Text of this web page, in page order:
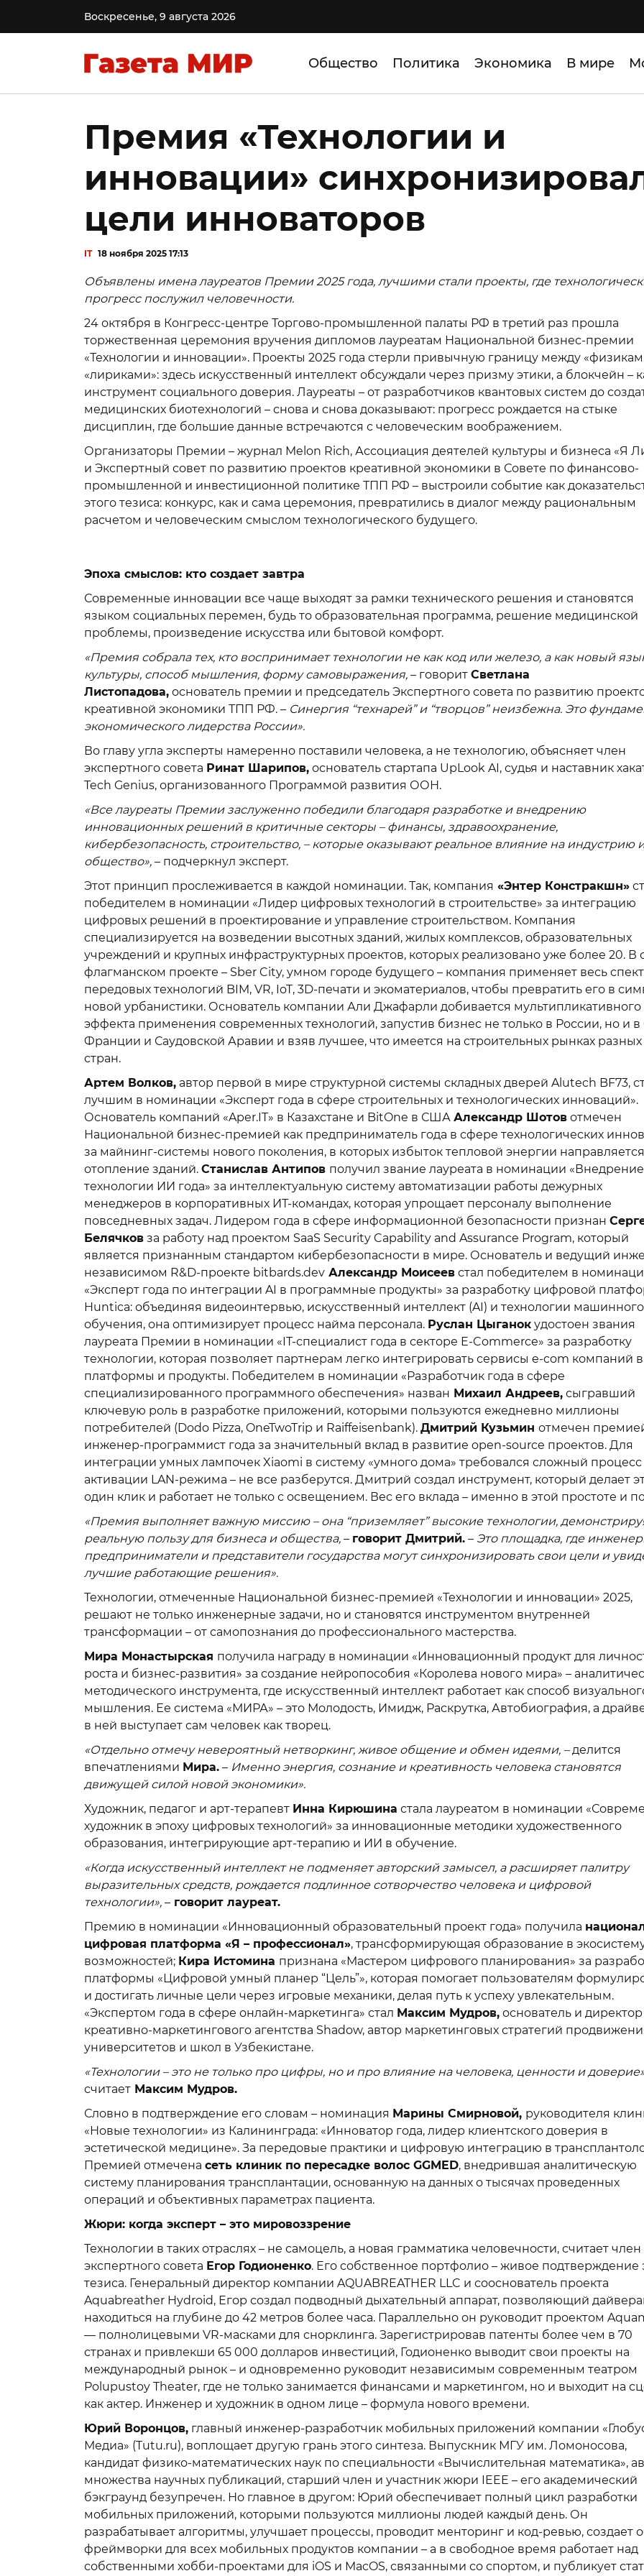
Воскресенье, 9 августа 2026
Общество Политика Экономика В мире
Премия «Технологии и
инновации»
цели инноваторов
IT 18 ноября 2025 17:13
Объявлены имена лауреатов Премии 2025 года, лучшими стали проекты, где
прогресс послужил человечности.
24 октября в Конгресс-центре Торгово-промышленной палаты РФ в третий раз прошла
торжественная церемония вручения дипломов лауреатам Национальной бизнес-премии
«Технологии и инновации». Проекты 2025 года стерли привычную границу между
«лириками»: здесь искусственный интеллект обсуждали через призму этики, а блокчейн –
инструмент социального доверия. Лауреаты – от разработчиков квантовых систем до
медицинских биотехнологий – снова и снова доказывают: прогресс рождается на стыке
дисциплин, где большие данные встречаются с человеческим воображением.
Организаторы Премии – журнал Melon Rich, Ассоциация деятелей культуры и бизнеса «Я
и Экспертный совет по развитию проектов креативной экономики в Совете по финансово-
промышленной и инвестиционной политике ТПП РФ – выстроили событие как
этого тезиса: конкурс, как и сама церемония, превратились в диалог между рациональным
расчетом и человеческим смыслом технологического будущего.
Эпоха смыслов: кто создает завтра
Современные инновации все чаще выходят за рамки технического решения и становятся
языком социальных перемен, будь то образовательная программа, решение медицинской
проблемы, произведение искусства или бытовой комфорт.
«Премия собрала тех, кто воспринимает технологии не как код или железо, а как новый
культуры, способ мышления, форму самовыражения, – говорит Светлана
Листопадова, основатель премии и председатель Экспертного совета по развитию
креативной экономики ТПП РФ. – Синергия “технарей” и “творцов” неизбежна. Это
экономического лидерства России».
Во главу угла эксперты намеренно поставили человека, а не технологию, объясняет член
экспертного совета Ринат Шарипов, основатель стартапа UpLook AI, судья и наставник
Tech Genius, организованного Программой развития ООН.
«Все лауреаты Премии заслуженно победили благодаря разработке и внедрению
инновационных решений в критичные секторы – финансы, здравоохранение,
кибербезопасность, строительство, – которые оказывают реальное влияние на индустрию
общество», – подчеркнул эксперт.
Этот принцип прослеживается в каждой номинации. Так, компания «Энтер Констракшн»
победителем в номинации «Лидер цифровых технологий в строительстве» за интеграцию
цифровых решений в проектирование и управление строительством. Компания
специализируется на возведении высотных зданий, жилых комплексов, образовательных
учреждений и крупных инфраструктурных проектов, которых реализовано уже более 20. В
флагманском проекте – Sber City, умном городе будущего – компания применяет весь
передовых технологий BIM, VR, IoT, 3D-печати и экоматериалов, чтобы превратить его в
новой урбанистики. Основатель компании Али Джафарли добивается мультипликативного
эффекта применения современных технологий, запустив бизнес не только в России, но и
Франции и Саудовской Аравии и взяв лучшее, что имеется на строительных рынках разных
стран.
Артем Волков, автор первой в мире структурной системы складных дверей Alutech BF73,
лучшим в номинации «Эксперт года в сфере строительных и технологических инноваций».
Основатель компаний «Aper.IT» в Казахстане и BitOne в США Александр Шотов отмечен
Национальной бизнес-премией как предприниматель года в сфере технологических
за майнинг-системы нового поколения, в которых избыток тепловой энергии
отопление зданий. Станислав Антипов получил звание лауреата в номинации «Внедрение
технологии ИИ года» за интеллектуальную систему автоматизации работы дежурных
менеджеров в корпоративных ИТ-командах, которая упрощает персоналу выполнение
повседневных задач. Лидером года в сфере информационной безопасности признан
Белячков за работу над проектом SaaS Security Capability and Assurance Program, который
является признанным стандартом кибербезопасности в мире. Основатель и ведущий
независимом R&D-проекте bitbards.dev Александр Моисеев стал победителем в
«Эксперт года по интеграции AI в программные продукты» за разработку цифровой
Huntica: объединяя видеоинтервью, искусственный интеллект (AI) и технологии машинного
обучения, она оптимизирует процесс найма персонала. Руслан Цыганок удостоен звания
лауреата Премии в номинации «IT-специалист года в секторе E-Commerce» за разработку
технологии, которая позволяет партнерам легко интегрировать сервисы e-com компаний
платформы и продукты. Победителем в номинации «Разработчик года в сфере
специализированного программного обеспечения» назван Михаил Андреев, сыгравший
ключевую роль в разработке приложений, которыми пользуются ежедневно миллионы
потребителей (Dodo Pizza, OneTwoTrip и Raiffeisenbank). Дмитрий Кузьмин отмечен
инженер-программист года за значительный вклад в развитие open-source проектов. Для
интеграции умных лампочек Xiaomi в систему «умного дома» требовался сложный процесс
активации LAN-режима – не все разберутся. Дмитрий создал инструмент, который делает
один клик и работает не только с освещением. Вес его вклада – именно в этой простоте и
«Премия выполняет важную миссию – она “приземляет” высокие технологии,
реальную пользу для бизнеса и общества, – говорит Дмитрий. – Это площадка, где
предприниматели и представители государства могут синхронизировать свои цели и
лучшие работающие решения».
Технологии, отмеченные Национальной бизнес-премией «Технологии и инновации» 2025,
решают не только инженерные задачи, но и становятся инструментом внутренней
трансформации – от самопознания до профессионального мастерства.
Мира Монастырская получила награду в номинации «Инновационный продукт для
роста и бизнес-развития» за создание нейропособия «Королева нового мира» –
методического инструмента, где искусственный интеллект работает как способ
мышления. Ее система «МИРА» – это Молодость, Имидж, Раскрутка, Автобиография, а
в ней выступает сам человек как творец.
«Отдельно отмечу невероятный нетворкинг, живое общение и обмен идеями, –делится
впечатлениями Мира. – Именно энергия, сознание и креативность человека становятся
движущей силой новой экономики».
Художник, педагог и арт-терапевт Инна Кирюшина стала лауреатом в номинации
художник в эпоху цифровых технологий» за инновационные методики художественного
образования, интегрирующие арт-терапию и ИИ в обучение.
«Когда искусственный интеллект не подменяет авторский замысел, а расширяет палитру
выразительных средств, рождается подлинное сотворчество человека и цифровой
технологии», – говорит лауреат.
Премию в номинации «Инновационный образовательный проект года» получила
цифровая платформа «Я – профессионал», трансформирующая образование в
возможностей; Кира Истомина признана «Мастером цифрового планирования» за
платформы «Цифровой умный планер “Цель”», которая помогает пользователям
и достигать личные цели через игровые механики, делая путь к успеху увлекательным.
«Экспертом года в сфере онлайн-маркетинга» стал Максим Мудров, основатель и директор
креативно-маркетингового агентства Shadow, автор маркетинговых стратегий
университетов и школ в Узбекистане.
«Технологии – это не только про цифры, но и про влияние на человека, ценности и
считает Максим Мудров.
Словно в подтверждение его словам – номинация Марины Смирновой, руководителя
«Новые технологии» из Калининграда: «Инноватор года, лидер клиентского доверия в
эстетической медицине». За передовые практики и цифровую интеграцию в
Премией отмечена сеть клиник по пересадке волос GGMED, внедрившая аналитическую
систему планирования трансплантации, основанную на данных о тысячах проведенных
операций и объективных параметрах пациента.
Жюри: когда эксперт – это мировоззрение
Технологии в таких отраслях – не самоцель, а новая грамматика человечности, считает член
экспертного совета Егор Годионенко. Его собственное портфолио – живое подтверждение
тезиса. Генеральный директор компании AQUABREATHER LLC и сооснователь проекта
Aquabreather Hydroid, Егор создал подводный дыхательный аппарат, позволяющий
находиться на глубине до 42 метров более часа. Параллельно он руководит проектом
— полнолицевыми VR-масками для снорклинга. Зарегистрировав патенты более чем в 70
странах и привлекши 65 000 долларов инвестиций, Годионенко выводит свои проекты на
международный рынок – и одновременно руководит независимым современным театром
Polupustoy Theater, где не только занимается финансами и маркетингом, но и выходит на
как актер. Инженер и художник в одном лице – формула нового времени.
Юрий Воронцов, главный инженер-разработчик мобильных приложений компании
Медиа» (Tutu.ru), воплощает другую грань этого синтеза. Выпускник МГУ им. Ломоносова,
кандидат физико-математических наук по специальности «Вычислительная математика»,
множества научных публикаций, старший член и участник жюри IEEE – его академический
бэкграунд безупречен. Но главное в другом: Юрий обеспечивает полный цикл разработки
мобильных приложений, которыми пользуются миллионы людей каждый день. Он
разрабатывает алгоритмы, улучшает процессы, проводит менторинг и код-ревью, создает
фреймворки для всех мобильных продуктов компании – а в свободное время работает над
собственными хобби-проектами для iOS и MacOS, связанными со спортом, и публикует